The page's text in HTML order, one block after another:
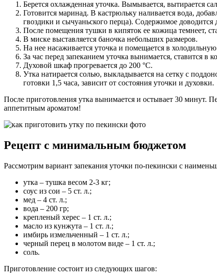
Берется охлажденная уточка. Вымывается, вытирается
Готовится маринад. В кастрюльку наливается вода,
гвоздики и сычуаньского перца). Содержимое доводится
После помещения тушки в кипяток ее кожица темнеет,
В миске выставляется баночка небольших размеров.
На нее насаживается уточка и помещается в
За час перед запеканием уточка вынимается, ставится в
Духовой шкаф прогревается до 200 °C.
Утка натирается солью, выкладывается на сетку с
готовки 1,5 часа, зависит от состояния уточки и духовки.
После приготовления утка вынимается и остывает 30 минут.
аппетитным ароматом!
Рецепт с минимальным бюджетом
Рассмотрим вариант запекания уточки по-пекински с
утка – тушка весом 2-3 кг;
соус из сои – 5 ст. л.;
мед – 4 ст. л.;
вода – 200 гр;
крепленый херес – 1 ст. л.;
масло из кунжута – 1 ст. л.;
имбирь измельченный – 1 ст. л.;
черный перец в молотом виде – 1 ст. л.;
соль.
Приготовление состоит из следующих шагов: